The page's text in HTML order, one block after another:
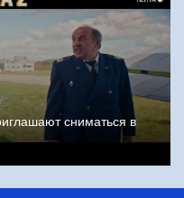
сниматься в